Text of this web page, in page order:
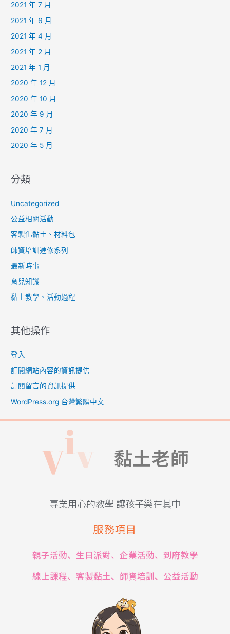
2021 年 7 月
2021 年 6 月
2021 年 4 月
2021 年 2 月
2021 年 1 月
2020 年 12 月
2020 年 10 月
2020 年 9 月
2020 年 7 月
2020 年 5 月
分類
Uncategorized
公益相關活動
客製化黏土、材料包
師資培訓進修系列
最新時事
育兒知識
黏土教學、活動過程
其他操作
登入
訂閱網站內容的資訊提供
訂閱留言的資訊提供
WordPress.org 台灣繁體中文
Vivi 黏土老師
專業用心的教學 讓孩子樂在其中
服務項目
親子活動、生日派對、企業活動、到府教學
線上課程、客製黏土、師資培訓、公益活動